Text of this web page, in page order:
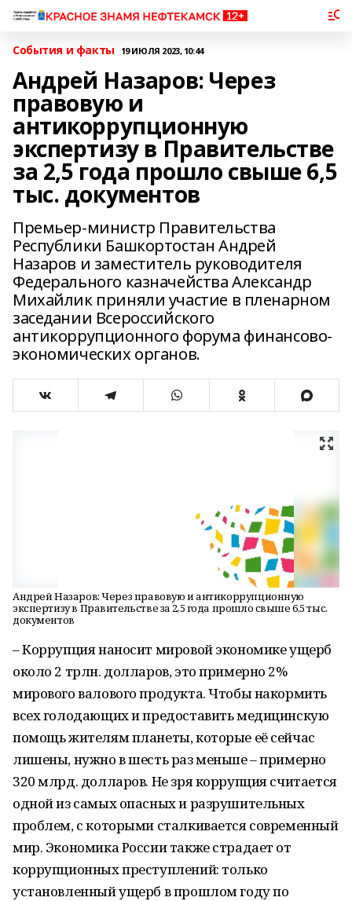
События и факты 19 ИЮЛЯ 2023, 10:44
Андрей Назаров: Через
правовую и
антикоррупционную
экспертизу в Правительстве
за 2,5 года прошло свыше 6,5
тыс. документов
Премьер-министр Правительства
Республики Башкортостан Андрей
Назаров и заместитель руководителя
Федерального казначейства Александр
Михайлик приняли участие в пленарном
заседании Всероссийского
антикоррупционного форума финансово-
экономических органов.
Андрей Назаров: Через правовую и антикоррупционную
экспертизу в Правительстве за 2,5 года прошло свыше 6,5 тыс.
документов
– Коррупция наносит мировой экономике ущерб
около 2 трлн. долларов, это примерно 2%
мирового валового продукта. Чтобы накормить
всех голодающих и предоставить медицинскую
помощь жителям планеты, которые её сейчас
лишены, нужно в шесть раз меньше – примерно
320 млрд. долларов. Не зря коррупция считается
одной из самых опасных и разрушительных
проблем, с которыми сталкивается современный
мир. Экономика России также страдает от
коррупционных преступлений: только
установленный ущерб в прошлом году по